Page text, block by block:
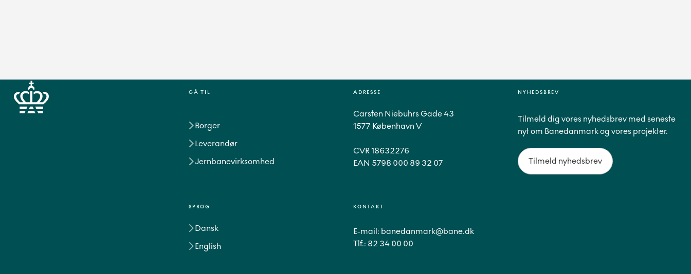
GÅ TIL
Borger
Leverandør
Jernbanevirksomhed
SPROG
Dansk
English
ADRESSE
Carsten Niebuhrs Gade 43
1577 København V
CVR 18632276
EAN 5798 000 89 32 07
KONTAKT
E-mail: banedanmark@bane.dk
Tlf.: 82 34 00 00
NYHEDSBREV
Tilmeld dig vores nyhedsbrev med seneste
nyt om Banedanmark og vores projekter.
Tilmeld nyhedsbrev